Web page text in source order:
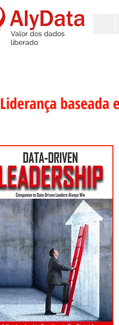
Valor dos dados
liberado
Liderança baseada